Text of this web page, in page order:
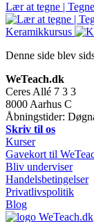
Lær at tegne |
Keramikkursus
Denne side blev
WeTeach.dk
Ceres Allé 7 3 3
8000 Aarhus C
Åbningstider:
Skriv til os
Kurser
Gavekort til
Bliv underviser
Handelsbetingelser
Privatlivspolitik
Blog